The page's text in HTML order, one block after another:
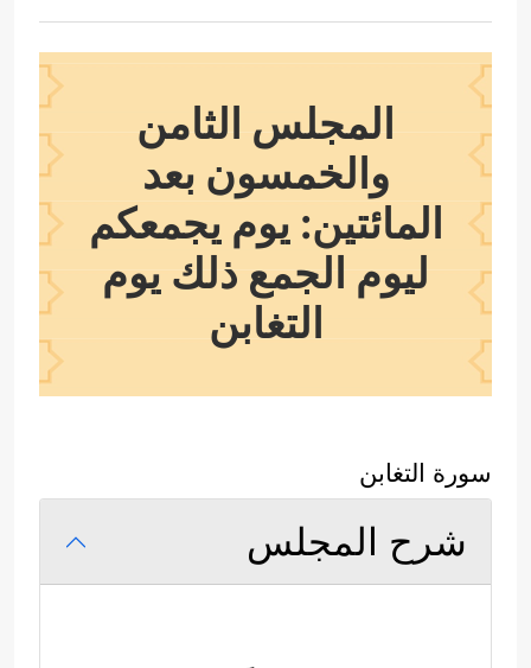
المجلس الثامن
والخمسون بعد
المائتين: يوم يجمعكم
ليوم الجمع ذلك يوم
التغابن
سورة التغابن
شرح المجلس